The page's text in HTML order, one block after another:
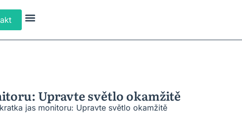
Upravte světlo okamžitě
jas monitoru: Upravte světlo okamžitě